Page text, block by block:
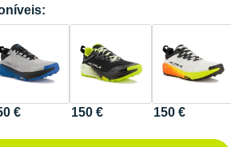
€ 150 € 150 €